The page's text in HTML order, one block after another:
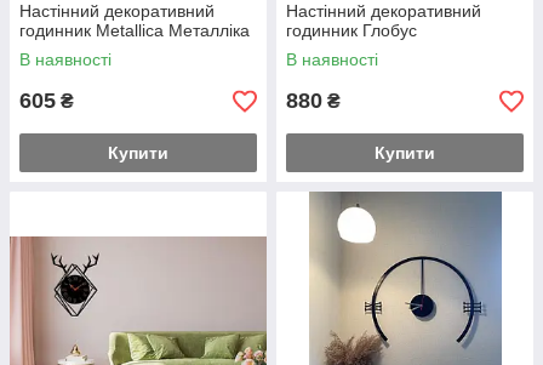
Настінний декоративний
годинник Metallica Металліка
В наявності
605 ₴
Купити
Настінний декоративний
годинник Глобус
В наявності
880 ₴
Купити